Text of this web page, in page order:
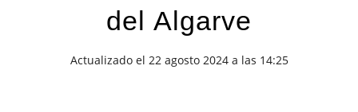
del Algarve
Actualizado el 22 agosto 2024 a las 14:25